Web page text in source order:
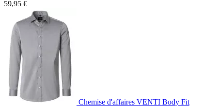
59,95 €
Chemise d'affaires VENTI Body Fit